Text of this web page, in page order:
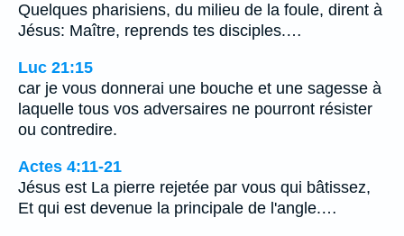
Quelques pharisiens, du milieu de la foule, dirent à
Jésus: Maître, reprends tes disciples.…
Luc 21:15
car je vous donnerai une bouche et une sagesse à
laquelle tous vos adversaires ne pourront résister
ou contredire.
Actes 4:11-21
Jésus est La pierre rejetée par vous qui bâtissez,
Et qui est devenue la principale de l'angle.…